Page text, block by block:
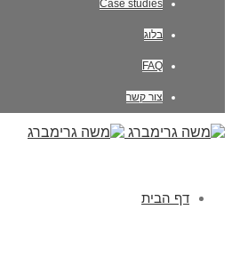
Case studies
בלוג
FAQ
צור קשר
דף הבית